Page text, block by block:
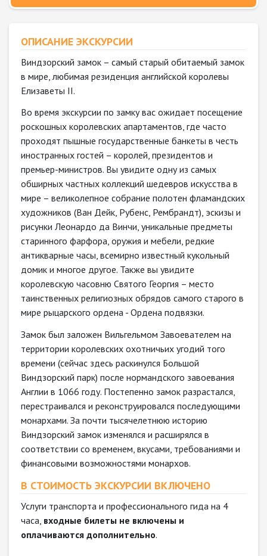
ОПИСАНИЕ ЭКСКУРСИИ
Виндзорский замок – самый старый обитаемый замок
в мире, любимая резиденция английской королевы
Елизаветы II.
Во время экскурсии по замку вас ожидает посещение
роскошных королевских апартаментов, где часто
проходят пышные государственные банкеты в честь
иностранных гостей – королей, президентов и
премьер-министров. Вы увидите одну из самых
обширных частных коллекций шедевров искусства в
мире – великолепное собрание полотен фламандских
художников (Ван Дейк, Рубенс, Рембрандт), эскизы и
рисунки Леонардо да Винчи, уникальные предметы
старинного фарфора, оружия и мебели, редкие
антикварные часы, всемирно известный кукольный
домик и многое другое. Также вы увидите
королевскую часовню Святого Георгия – место
таинственных религиозных обрядов самого старого в
мире рыцарского ордена - Ордена подвязки.
Замок был заложен Вильгельмом Завоевателем на
территории королевских охотничьих угодий того
времени (сейчас здесь раскинулся Большой
Виндзорский парк) после нормандского завоевания
Англии в 1066 году. Постепенно замок разрастался,
перестраивался и реконструировался последующими
монархами. За почти тысячелетнюю историю
Виндзорский замок изменялся и расширялся в
соответствии со временем, вкусами, требованиями и
финансовыми возможностями монархов.
В СТОИМОСТЬ ЭКСКУРСИИ ВКЛЮЧЕНО
Услуги транспорта и профессионального гида на 4
часa, входные билеты не включены и
оплачиваются дополнительно.